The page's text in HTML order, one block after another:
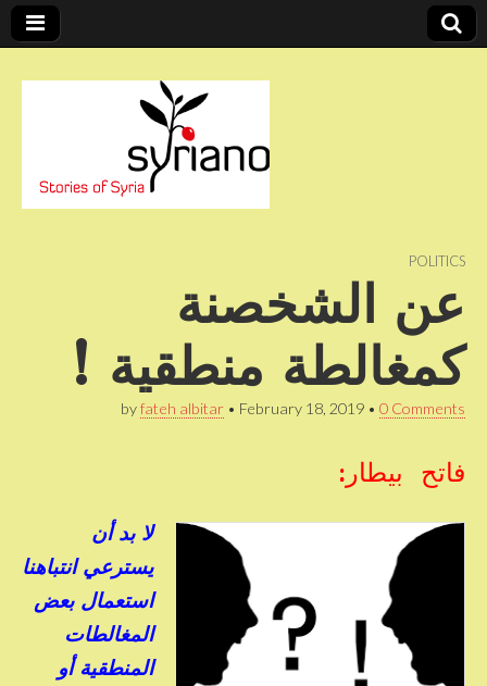
syriano POLITICS
عن الشخصنة
كمغالطة منطقية !
byfateh albitar • February 18, 2019 • 0 Comments
فاتح بيطار:
لا بد أن
يسترعي انتباهنا
استعمال بعض
المغالطات
المنطقية أو